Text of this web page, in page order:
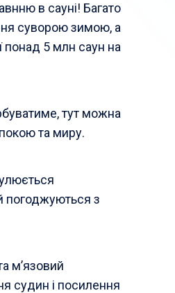
в сауні! Багато
суворою зимою, а
понад 5 млн саун на
тут можна
та миру.
погоджуються з
м’язовий
судин і посилення